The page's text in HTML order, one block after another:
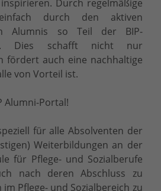
Durch regelmäßige
durch den aktiven
Alumnis so Teil der BIP-
Dies schafft nicht nur
fördert auch eine nachhaltige
von Vorteil ist.
Alumni-Portal!
für alle Absolventen der
Weiterbildungen an der
für Pflege- und Sozialberufe
nach deren Abschluss zu
Pflege- und Sozialbereich zu